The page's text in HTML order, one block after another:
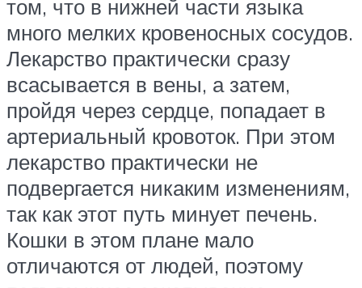
том, что в нижней части языка
много мелких кровеносных сосудов.
Лекарство практически сразу
всасывается в вены, а затем,
пройдя через сердце, попадает в
артериальный кровоток. При этом
лекарство практически не
подвергается никаким изменениям,
так как этот путь минует печень.
Кошки в этом плане мало
отличаются от людей, поэтому